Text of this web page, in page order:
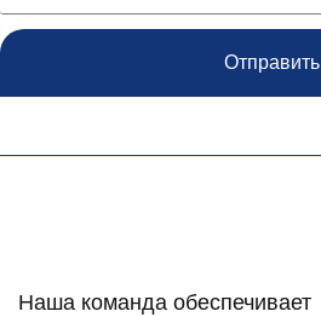
Отправить
Наша команда обеспечивает